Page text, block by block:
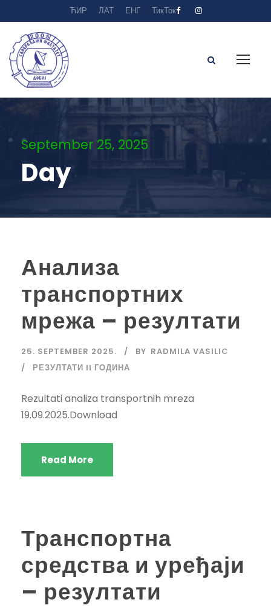
ЋИР ЛАТ ЕНГ ТикТок
September 25, 2025
Day
Анализа
транспортних
мрежа – резултати
25. SEPTEMBER 2025. BY RADMILA VASILIC
РЕЗУЛТАТИ II ГОДИНА
Rezultati analiza transportnih mreza
19.09.2025.Download
Read More
Транспортна
средства и уређаји
– резултати